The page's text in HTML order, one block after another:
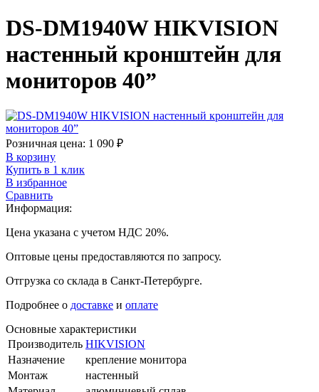
DS-DM1940W HIKVISION
настенный кронштейн для
мониторов 40”
Розничная цена: 1 090 ₽
В корзину
Купить в 1 клик
В избранное
Сравнить
Информация:
Цена указана с учетом НДС 20%.
Оптовые цены предоставляются по запросу.
Отгрузка со склада в Санкт-Петербурге.
Подробнее о доставке и оплате
Основные характеристики
Производитель HIKVISION
Назначение
крепление монитора
Монтаж
настенный